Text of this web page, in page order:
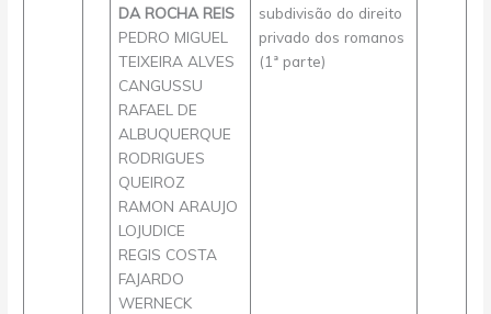
DA ROCHA REIS
PEDRO MIGUEL
TEIXEIRA ALVES
CANGUSSU
RAFAEL DE
ALBUQUERQUE
RODRIGUES
QUEIROZ
RAMON ARAUJO
LOJUDICE
REGIS COSTA
FAJARDO
WERNECK
subdivisão do direito
privado dos romanos
(1ª parte)